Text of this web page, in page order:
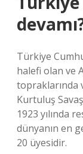
Türkiye
halefi olan ve
topraklarında
Kurtuluş
1923 yılında
dünyanın en
20 üyesidir.